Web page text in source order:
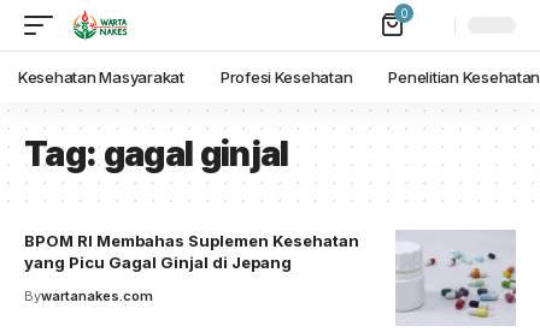
0
Kesehatan Masyarakat Profesi Kesehatan Penelitian Kesehatan
Tag:gagal ginjal
BPOM RI Membahas Suplemen Kesehatan
yang Picu Gagal Ginjal di Jepang
Bywartanakes.com